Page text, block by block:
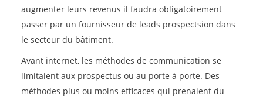
augmenter leurs revenus il faudra obligatoirement
passer par un fournisseur de leads prospectsion dans
le secteur du bâtiment.
Avant internet, les méthodes de communication se
limitaient aux prospectus ou au porte à porte. Des
méthodes plus ou moins efficaces qui prenaient du